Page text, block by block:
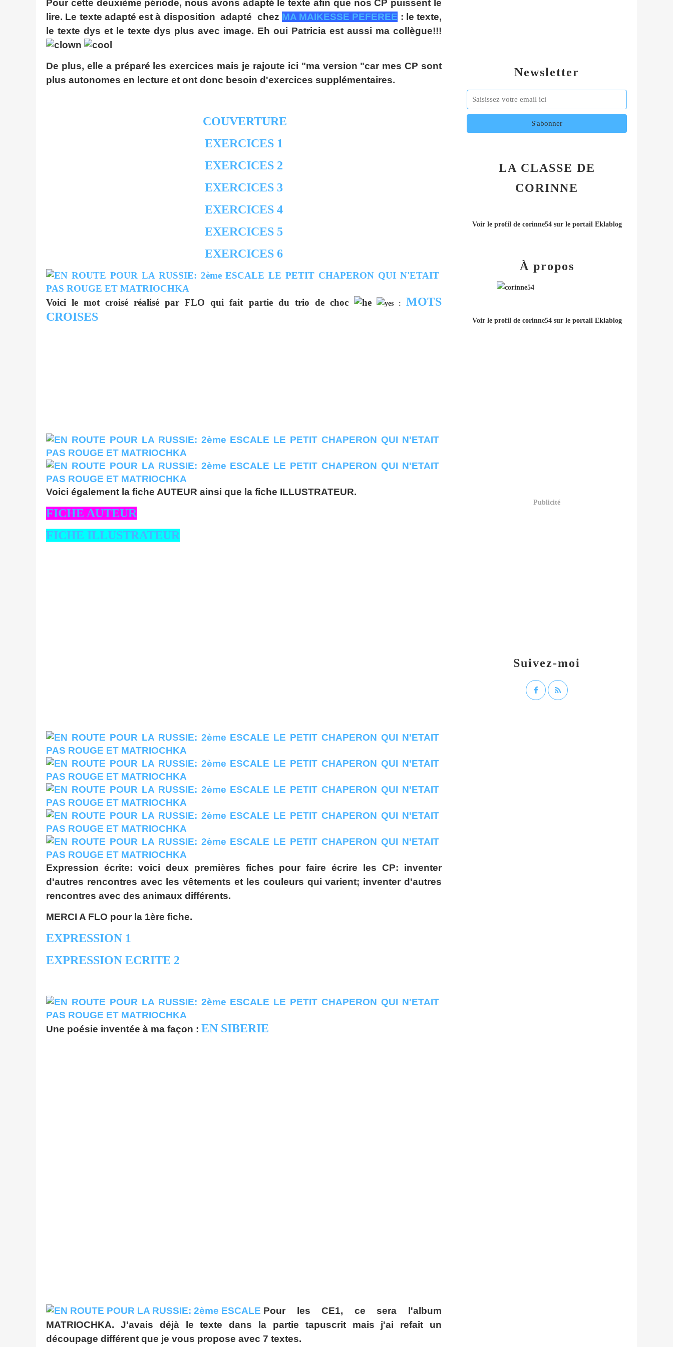
Pour cette deuxième période, nous avons adapté le texte afin que nos CP puissent le
lire. Le texte adapté est à disposition adapté chez MA MAIKESSE PEFEREE : le texte,
le texte dys et le texte dys plus avec image. Eh oui Patricia est aussi ma collègue!!!
De plus, elle a préparé les exercices mais je rajoute ici "ma version "car mes CP sont
plus autonomes en lecture et ont donc besoin d'exercices supplémentaires.
COUVERTURE
EXERCICES 1
EXERCICES 2
EXERCICES 3
EXERCICES 4
EXERCICES 5
EXERCICES 6
Voici le mot croisé réalisé par FLO qui fait partie du trio de choc : MOTS
CROISES
Voici également la fiche AUTEUR ainsi que la fiche ILLUSTRATEUR.
FICHE AUTEUR
FICHE ILLUSTRATEUR
Expression écrite: voici deux premières fiches pour faire écrire les CP: inventer
d'autres rencontres avec les vêtements et les couleurs qui varient; inventer d'autres
rencontres avec des animaux différents.
MERCI A FLO pour la 1ère fiche.
EXPRESSION 1
EXPRESSION ECRITE 2
Une poésie inventée à ma façon : EN SIBERIE
Pour les CE1, ce sera l'album
MATRIOCHKA. J'avais déjà le texte dans la partie tapuscrit mais j'ai refait un
découpage différent que je vous propose avec 7 textes.
Newsletter
LA CLASSE DE
CORINNE
Voir le profil de corinne54sur le portail Eklablog
Suivez-moi
À propos
Voir le profil de corinne54sur le portail Eklablog
Publicité